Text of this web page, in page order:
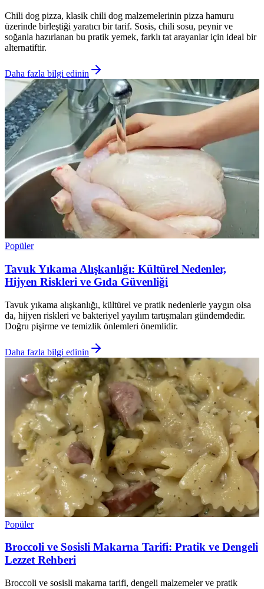
Chili dog pizza, klasik chili dog malzemelerinin pizza hamuru
üzerinde birleştiği yaratıcı bir tarif. Sosis, chili sosu, peynir ve
soğanla hazırlanan bu pratik yemek, farklı tat arayanlar için ideal bir
alternatiftir.
Daha fazla bilgi edinin
Popüler
Tavuk Yıkama Alışkanlığı: Kültürel Nedenler,
Hijyen Riskleri ve Gıda Güvenliği
Tavuk yıkama alışkanlığı, kültürel ve pratik nedenlerle yaygın olsa
da, hijyen riskleri ve bakteriyel yayılım tartışmaları gündemdedir.
Doğru pişirme ve temizlik önlemleri önemlidir.
Daha fazla bilgi edinin
Popüler
Broccoli ve Sosisli Makarna Tarifi: Pratik ve Dengeli
Lezzet Rehberi
Broccoli ve sosisli makarna tarifi, dengeli malzemeler ve pratik